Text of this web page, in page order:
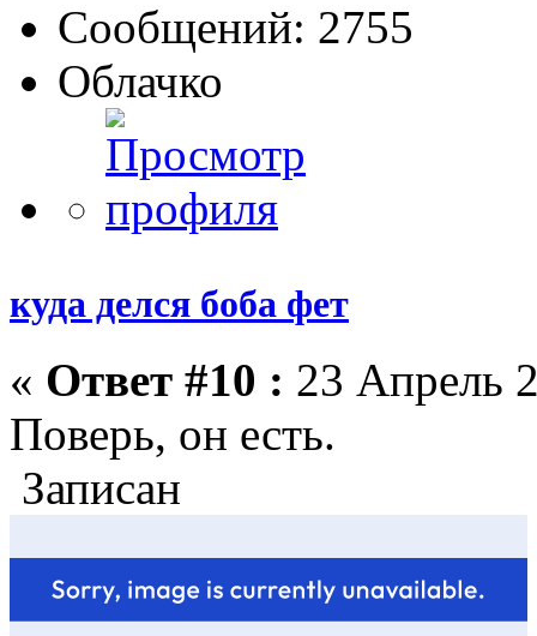
Сообщений: 2755
Облачко
куда делся боба фет
« Ответ #10 : 23 Апрель
Поверь, он есть.
Записан